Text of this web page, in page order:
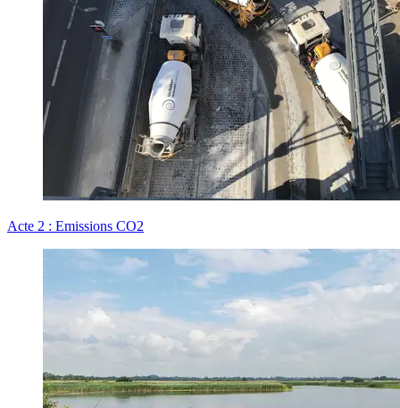
Acte 2 : Emissions CO2